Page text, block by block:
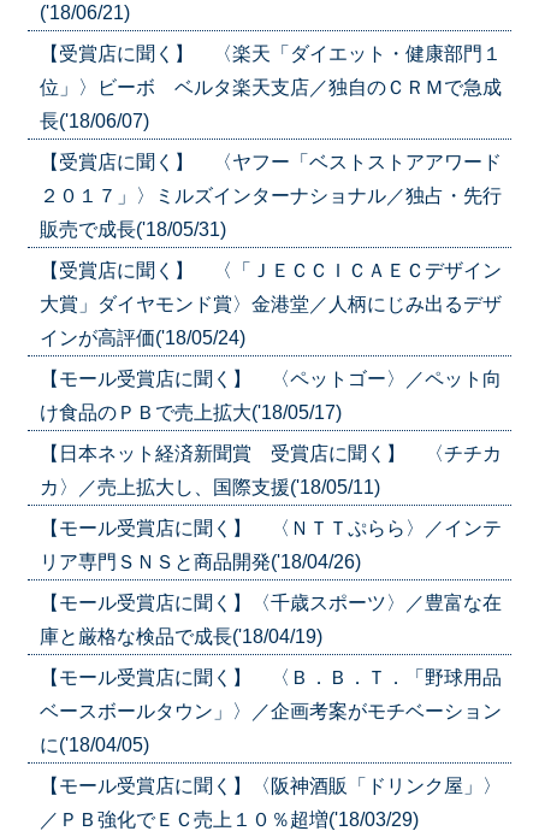
('18/06/21)
【受賞店に聞く】 〈楽天「ダイエット・健康部門１
位」〉ビーボ ベルタ楽天支店／独自のＣＲＭで急成
長('18/06/07)
【受賞店に聞く】 〈ヤフー「ベストストアアワード
２０１７」〉ミルズインターナショナル／独占・先行
販売で成長('18/05/31)
【受賞店に聞く】 〈「ＪＥＣＣＩＣＡＥＣデザイン
大賞」ダイヤモンド賞〉金港堂／人柄にじみ出るデザ
インが高評価('18/05/24)
【モール受賞店に聞く】 〈ペットゴー〉／ペット向
け食品のＰＢで売上拡大('18/05/17)
【日本ネット経済新聞賞 受賞店に聞く】 〈チチカ
カ〉／売上拡大し、国際支援('18/05/11)
【モール受賞店に聞く】 〈ＮＴＴぷらら〉／インテ
リア専門ＳＮＳと商品開発('18/04/26)
【モール受賞店に聞く】〈千歳スポーツ〉／豊富な在
庫と厳格な検品で成長('18/04/19)
【モール受賞店に聞く】 〈Ｂ．Ｂ．Ｔ．「野球用品
ベースボールタウン」〉／企画考案がモチベーション
に('18/04/05)
【モール受賞店に聞く】〈阪神酒販「ドリンク屋」〉
／ＰＢ強化でＥＣ売上１０％超増('18/03/29)